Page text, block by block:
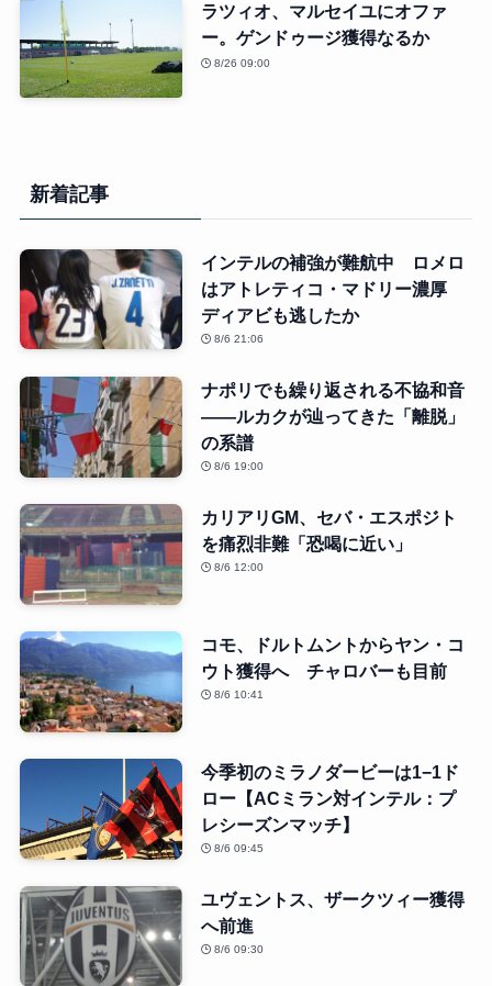
ラツィオ、マルセイユにオファ
ー。ゲンドゥージ獲得なるか
8/26 09:00
新着記事
インテルの補強が難航中 ロメロ
はアトレティコ・マドリー濃厚
ディアビも逃したか
8/6 21:06
ナポリでも繰り返される不協和音
――ルカクが辿ってきた「離脱」
の系譜
8/6 19:00
カリアリGM、セバ・エスポジト
を痛烈非難「恐喝に近い」
8/6 12:00
コモ、ドルトムントからヤン・コ
ウト獲得へ チャロバーも目前
8/6 10:41
今季初のミラノダービーは1−1ド
ロー【ACミラン対インテル：プ
レシーズンマッチ】
8/6 09:45
ユヴェントス、ザークツィー獲得
へ前進
8/6 09:30